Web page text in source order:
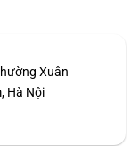
Xuân
Hà Nội